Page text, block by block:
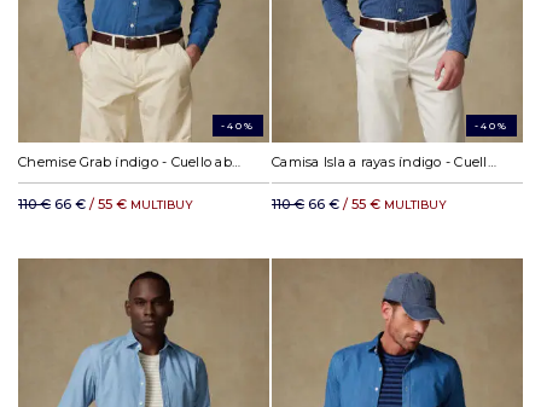
-40%
Chemise Grab índigo - Cuello abotonada
110 € 66 € / 55 € MULTIBUY
-40%
110 € 66 € / 55 € MULTIBUY